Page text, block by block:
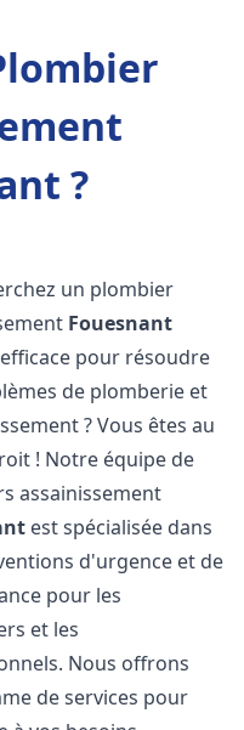
?
un plombier
Fouesnant
pour résoudre
de plomberie et
? Vous êtes au
! Notre équipe de
assainissement
est spécialisée dans
d'urgence et de
pour les
et les
Nous offrons
de services pour